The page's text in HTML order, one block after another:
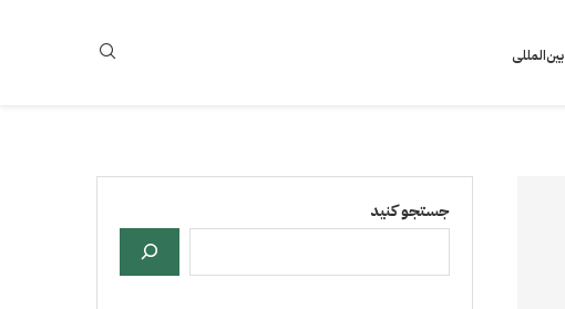
بین‌المللی
جستجو کنید